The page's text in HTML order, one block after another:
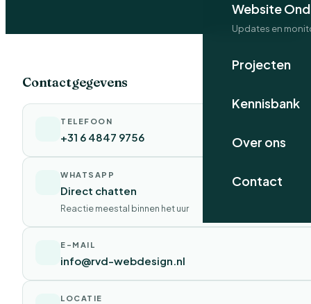
Website
Updates en
Projecten
Kennisbank
Over ons
Contact
Contactgegevens
TELEFOON
+31 6 4847 9756
WHATSAPP
Direct chatten
Reactie meestal binnen het uur
E-MAIL
info@rvd-webdesign.nl
LOCATIE